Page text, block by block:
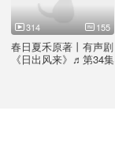
春日夏禾原著丨有声剧
《日出风来》♬第34集
314 155